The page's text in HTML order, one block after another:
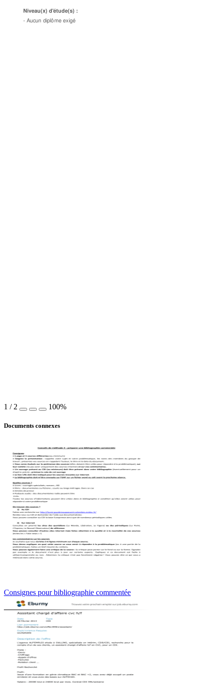
Niveau(x) d 'étude(s) :
- Aucun diplôme exigé
1 / 2 100%
Documents connexes
Consignes pour bibliographie commentée